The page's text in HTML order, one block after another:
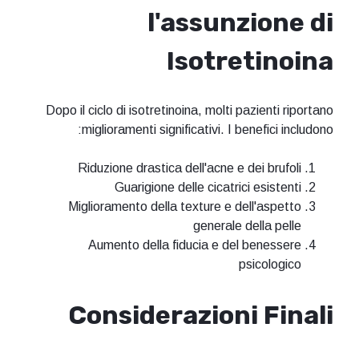
l'assunzione di
Isotretinoina
Dopo il ciclo di isotretinoina, molti pazienti riportano
miglioramenti significativi. I benefici includono:
Riduzione drastica dell'acne e dei brufoli
Guarigione delle cicatrici esistenti
Miglioramento della texture e dell'aspetto
generale della pelle
Aumento della fiducia e del benessere
psicologico
Considerazioni Finali